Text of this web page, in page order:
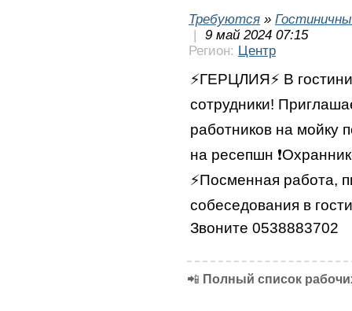
Требуются »
|
9 май 2024 07:15
Регион: Центр
⚡️ГЕРЦЛИЯ⚡️ В
сотрудники!
работников на мойку
на ресепшн
⚡️Посменная работа,
собеседования в
Звоните 0538883702
📲 Полный список